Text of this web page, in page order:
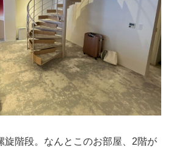
旋階段。なんとこのお部屋、2階が